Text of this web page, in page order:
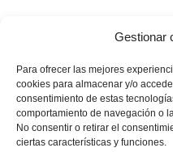
Gestionar
Para ofrecer las mejores
cookies para almacenar y/o
consentimiento de estas
comportamiento de navegación o
No consentir o retirar el
ciertas características y funciones.
CONVOCATORIA
Valenciana masculina
la Fase Previa del
JUEVES, 08 ENERO 2026 POR